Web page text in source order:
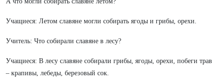
Учащиеся: Летом славяне могли собирать ягоды и грибы, орехи.
Учитель: Что собирали славяне в лесу?
Учащиеся: В лесу славяне собирали грибы, ягоды, орехи, побеги трав
– крапивы, лебеды, березовый сок.